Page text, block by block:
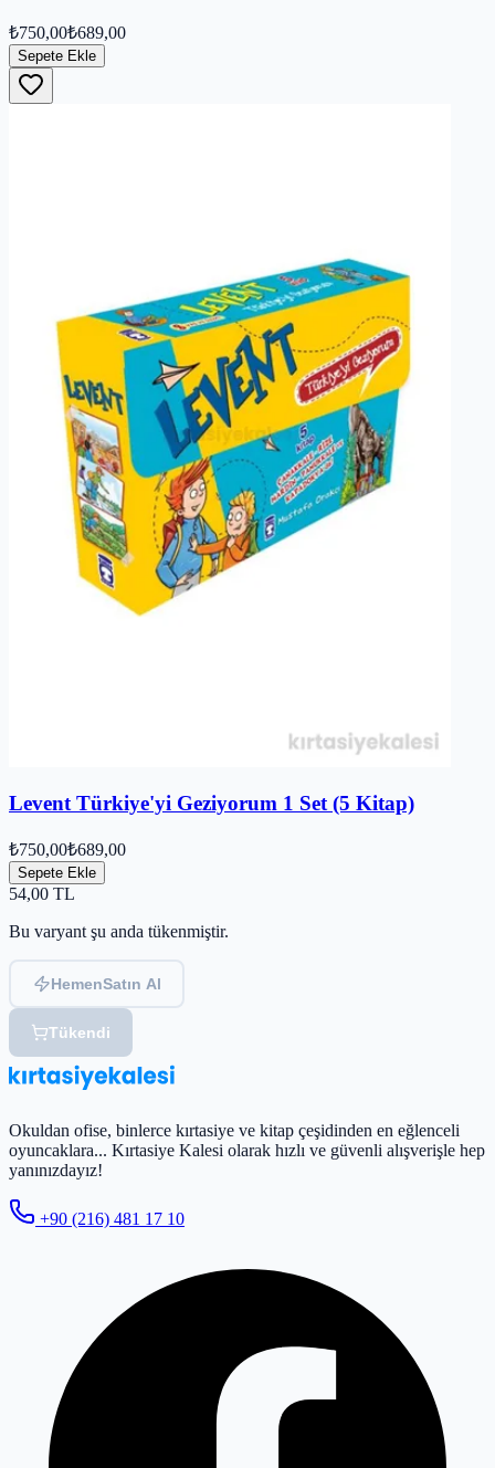
₺750,00₺689,00
Sepete Ekle
Levent Türkiye'yi Geziyorum 1 Set (5 Kitap)
₺750,00₺689,00
Sepete Ekle
54,00 TL
Bu varyant şu anda tükenmiştir.
HemenSatın Al
Tükendi
Okuldan ofise, binlerce kırtasiye ve kitap çeşidinden en eğlenceli
oyuncaklara... Kırtasiye Kalesi olarak hızlı ve güvenli alışverişle hep
yanınızdayız!
+90 (216) 481 17 10